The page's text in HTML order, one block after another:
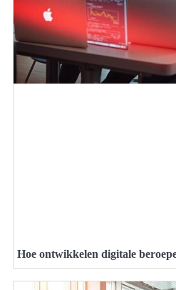
Hoe ontwikkelen digitale